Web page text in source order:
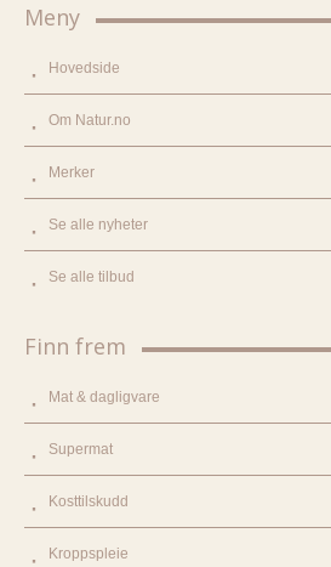
Meny
Hovedside
Om Natur.no
Merker
Se alle nyheter
Se alle tilbud
Finn frem
Mat & dagligvare
Supermat
Kosttilskudd
Kroppspleie